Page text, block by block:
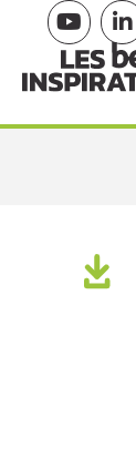
contenu